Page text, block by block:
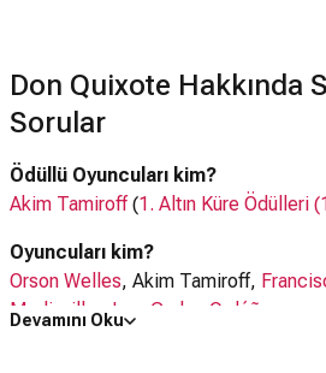
Don Quixote Hakkında
Sorular
Ödüllü Oyuncuları kim?
Akim Tamiroff (1. Altın Küre Ödülleri
Oyuncuları kim?
Orson Welles, Akim Tamiroff,
Mediavilla,Juan Carlos Ordóñez
Devamını Oku